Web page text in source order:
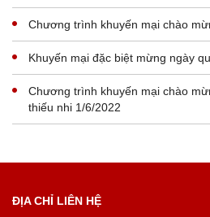
Chương trình khuyến mại chào
Khuyến mại đặc biệt mừng ngày
Chương trình khuyến mại chào
thiếu nhi 1/6/2022
ĐỊA CHỈ LIÊN HỆ